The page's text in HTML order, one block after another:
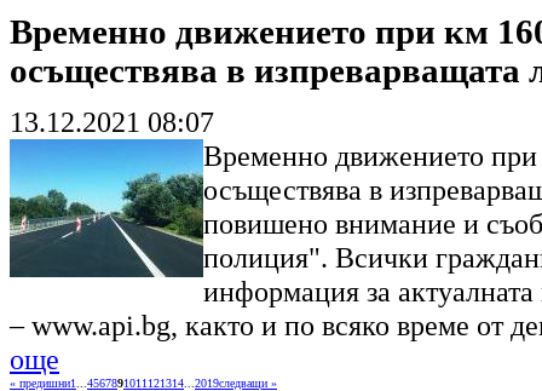
Временно движението при км
осъществява в изпреварващата
13.12.2021 08:07
Временно движението
осъществява в
повишено внимание и
полиция". Всички
информация за
– www.api.bg, както и по всяко време от
още
« предишни1 4567891011 121314 2019следващи »